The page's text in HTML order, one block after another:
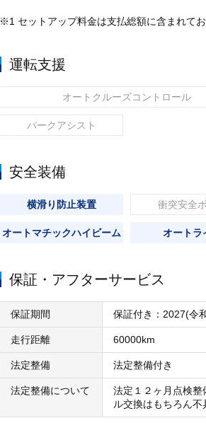
※1 セットアップ料金は支払総額に含まれて
運転支援
オートクルーズコントロール
パークアシスト
安全装備
横滑り防止装置 衝突安全
オートマチックハイビーム オートラ
保証・アフターサービス
保証期間 保証付き：2027(令
走行距離 60000km
法定整備 法定整備付き
法定整備について
法定１２ヶ月点検整
ル交換はもちろん不